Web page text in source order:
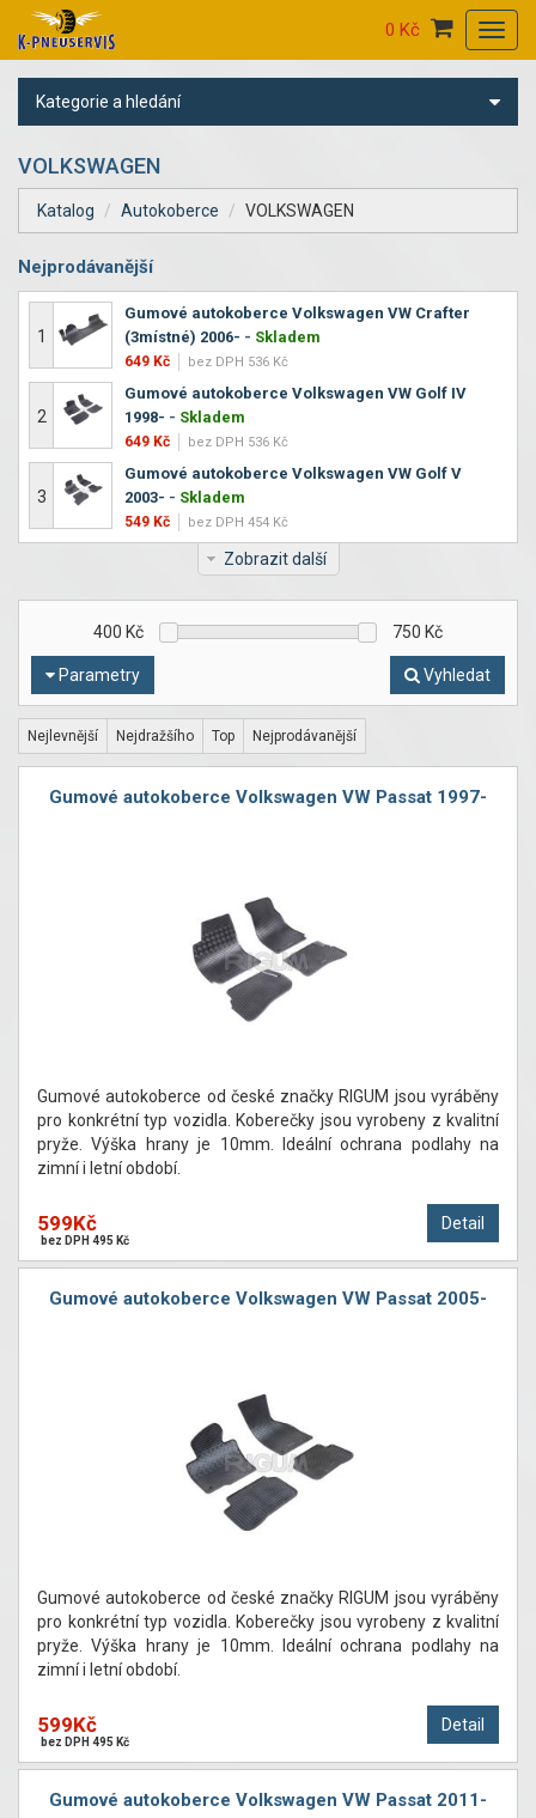
0 Kč
Kategorie a hledání
VOLKSWAGEN
Katalog Autokoberce VOLKSWAGEN
Nejprodávanější
Gumové autokoberce Volkswagen VW Crafter
(3místné) 2006- - Skladem
1
649 Kč bez DPH 536 Kč
Gumové autokoberce Volkswagen VW Golf IV
1998- - Skladem
2
649 Kč bez DPH 536 Kč
Gumové autokoberce Volkswagen VW Golf V
2003- - Skladem
3
549 Kč bez DPH 454 Kč
Zobrazit další
Parametry
400 Kč 750 Kč
Vyhledat
Nejlevnější Nejdražšího Top Nejprodávanější
Gumové autokoberce Volkswagen VW Passat 1997-
Gumové autokoberce od české značky RIGUM jsou vyráběny
pro konkrétní typ vozidla. Koberečky jsou vyrobeny z kvalitní
pryže. Výška hrany je 10mm. Ideální ochrana podlahy na
zimní i letní období.
Detail
599Kč
bez DPH 495 Kč
Gumové autokoberce Volkswagen VW Passat 2005-
Gumové autokoberce od české značky RIGUM jsou vyráběny
pro konkrétní typ vozidla. Koberečky jsou vyrobeny z kvalitní
pryže. Výška hrany je 10mm. Ideální ochrana podlahy na
zimní i letní období.
Detail
599Kč
bez DPH 495 Kč
Gumové autokoberce Volkswagen VW Passat 2011-